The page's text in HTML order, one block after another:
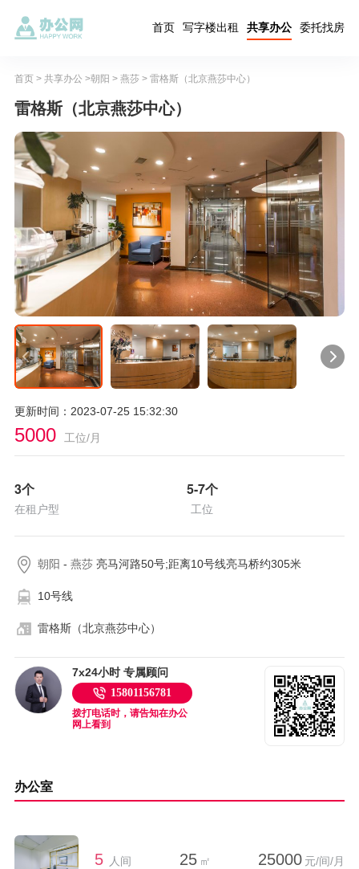
首页 写字楼出租 共享办公 委托找房
首页> 共享办公 >朝阳 > 燕莎> 雷格斯（北京燕莎中心）
雷格斯（北京燕莎中心）
更新时间：2023-07-25 15:32:30
5000 工位/月
3个
在租户型
5-7个
工位
朝阳 - 燕莎 亮马河路50号;距离10号线亮马桥约305米
10号线
雷格斯（北京燕莎中心）
7x24小时 专属顾问
15801156781
拨打电话时，请告知在办公
网上看到
办公室
5 人间 25 ㎡ 25000 元/间/月